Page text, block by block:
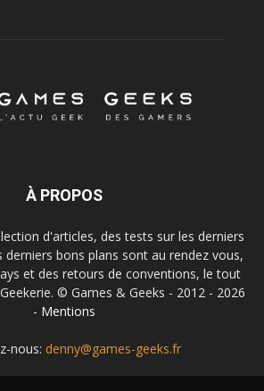
À PROPOS
d'articles, des tests sur les derniers
bons plans sont au rendez vous,
et des retours de conventions, le tout
© Games & Geeks - 2012 - 2026
- Mentions
nous: denny@games-geeks.fr